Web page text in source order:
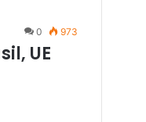
0 973
UE